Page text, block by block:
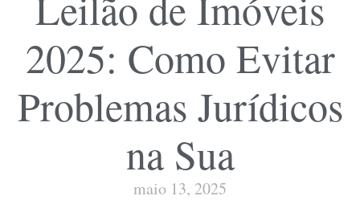
2025: Como Evitar
Problemas Jurídicos
na Sua
maio 13, 2025